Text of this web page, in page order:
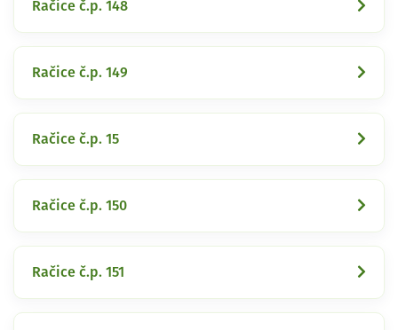
Račice č.p. 148
Račice č.p. 149
Račice č.p. 15
Račice č.p. 150
Račice č.p. 151